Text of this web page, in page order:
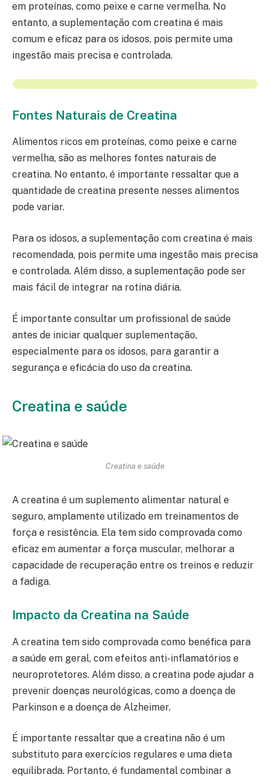
em proteínas, como peixe e carne vermelha. No
entanto, a suplementação com creatina é mais
comum e eficaz para os idosos, pois permite uma
ingestão mais precisa e controlada.
Fontes Naturais de Creatina
Alimentos ricos em proteínas, como peixe e carne
vermelha, são as melhores fontes naturais de
creatina. No entanto, é importante ressaltar que a
quantidade de creatina presente nesses alimentos
pode variar.
Para os idosos, a suplementação com creatina é mais
recomendada, pois permite uma ingestão mais precisa
e controlada. Além disso, a suplementação pode ser
mais fácil de integrar na rotina diária.
É importante consultar um profissional de saúde
antes de iniciar qualquer suplementação,
especialmente para os idosos, para garantir a
segurança e eficácia do uso da creatina.
Creatina e saúde
Creatina e saúde
A creatina é um suplemento alimentar natural e
seguro, amplamente utilizado em treinamentos de
força e resistência. Ela tem sido comprovada como
eficaz em aumentar a força muscular, melhorar a
capacidade de recuperação entre os treinos e reduzir
a fadiga.
Impacto da Creatina na Saúde
A creatina tem sido comprovada como benéfica para
a saúde em geral, com efeitos anti-inflamatórios e
neuroprotetores. Além disso, a creatina pode ajudar a
prevenir doenças neurológicas, como a doença de
Parkinson e a doença de Alzheimer.
É importante ressaltar que a creatina não é um
substituto para exercícios regulares e uma dieta
equilibrada. Portanto, é fundamental combinar a